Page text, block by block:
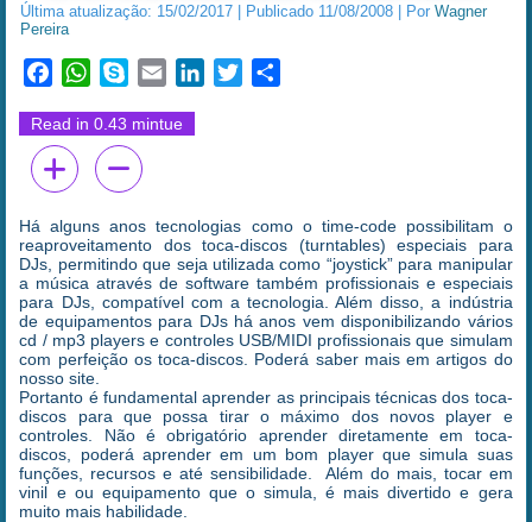
Última atualização: 15/02/2017 Publicado 11/08/2008 Por Wagner
Pereira
FacebookWhatsApp
Skype Email LinkedInTwitter
Read in 0.43 mintue
Há alguns anos tecnologias como o time-code possibilitam o
reaproveitamento dos toca-discos (turntables) especiais para
DJs, permitindo que seja utilizada como “joystick” para manipular
a música através de software também profissionais e especiais
para DJs, compatível com a tecnologia. Além disso, a indústria
de equipamentos para DJs há anos vem disponibilizando vários
cd / mp3 players e controles USB/MIDI profissionais que simulam
com perfeição os toca-discos. Poderá saber mais em artigos do
nosso site.
Portanto é fundamental aprender as principais técnicas dos toca-
discos para que possa tirar o máximo dos novos player e
controles. Não é obrigatório aprender diretamente em toca-
discos, poderá aprender em um bom player que simula suas
funções, recursos e até sensibilidade. Além do mais, tocar em
vinil e ou equipamento que o simula, é mais divertido e gera
muito mais habilidade.